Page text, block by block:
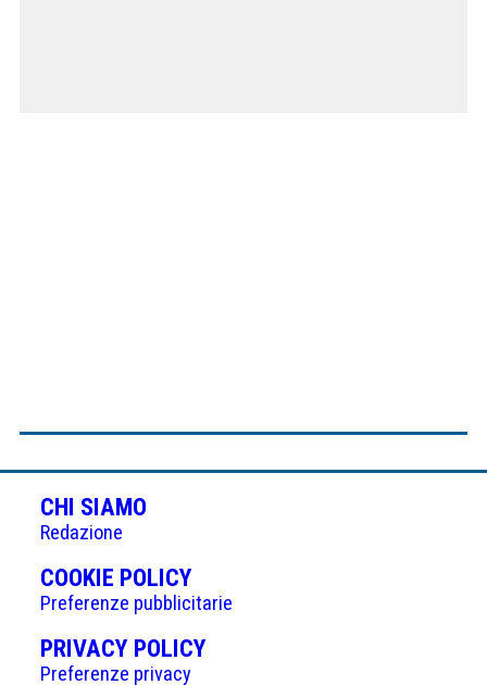
CHI SIAMO
Redazione
COOKIE POLICY(APRE
IN
UNA
NUOVA
Preferenze pubblicitarie
PRIVACY POLICY(APRE
Preferenze privacy